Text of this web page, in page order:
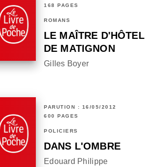
168 PAGES
ROMANS
LE MAÎTRE D'HÔTEL
DE MATIGNON
Gilles Boyer
PARUTION : 16/05/2012
600 PAGES
POLICIERS
DANS L'OMBRE
Edouard Philippe